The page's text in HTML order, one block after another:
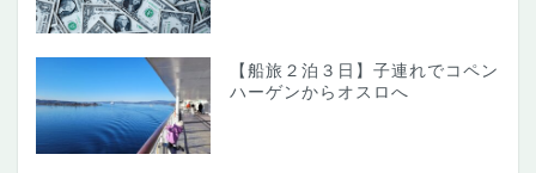
【船旅２泊３日】子連れでコペン
ハーゲンからオスロへ